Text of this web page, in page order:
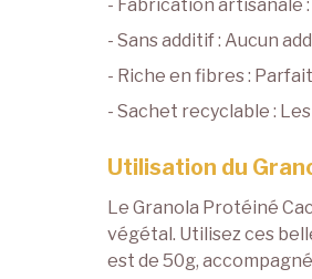
- Fabrication artisanale
- Sans additif : Aucun
- Riche en fibres :
- Sachet recyclable :
Utilisation du
Le Granola Protéiné
végétal. Utilisez ces
est de 50g,